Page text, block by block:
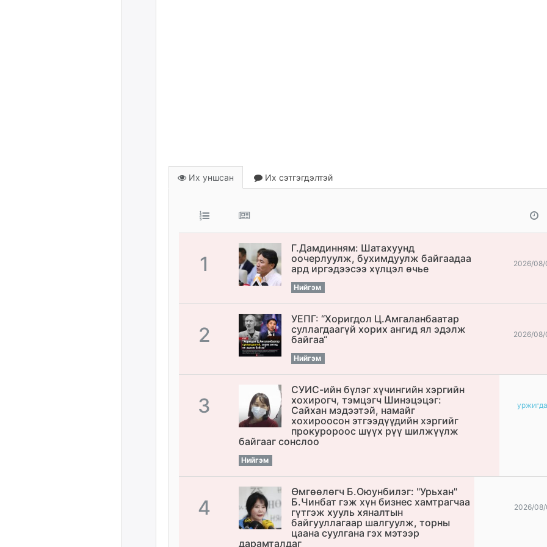
Их уншсан Их сэтгэгдэлтэй
1
Г.Дамдинням: Шатахуунд
оочерлуулж, бухимдуулж байгаадаа
ард иргэдээсээ хүлцэл өчье
Нийгэм
2026/08/
2
УЕПГ: “Хоригдол Ц.Амгаланбаатар
cуллагдаагүй хорих ангид ял эдэлж
байгаа“
Нийгэм
2026/08/
3
СУИС-ийн бүлэг хүчингийн хэргийн
хохирогч, тэмцэгч Шинэцэцэг:
Сайхан мэдээтэй, намайг
хохироосон этгээдүүдийн хэргийг
прокуророос шүүх рүү шилжүүлж
байгааг сонслоо
Нийгэм
4
Өмгөөлөгч Б.Оюунбилэг: "Урьхан"
Б.Чинбат гэж хүн бизнес хамтрагчаа
гүтгэж хууль хяналтын
байгууллагаар шалгуулж, торны
цаана суулгана гэх мэтээр
дарамталдаг
2026/